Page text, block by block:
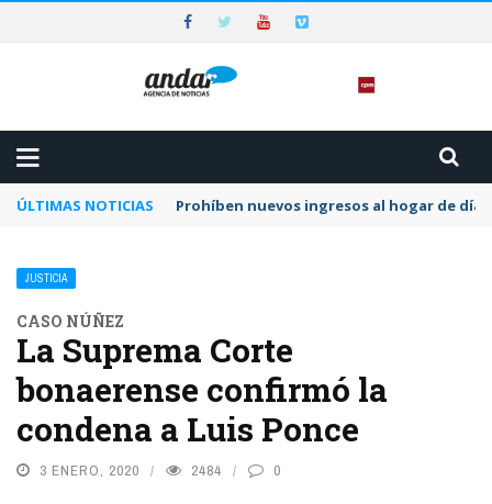
ÚLTIMAS NOTICIAS Prohíben nuevos ingresos al hogar de día
JUSTICIA
CASO NÚÑEZ
La Suprema Corte
bonaerense confirmó la
condena a Luis Ponce
3 ENERO, 2020 2484 0